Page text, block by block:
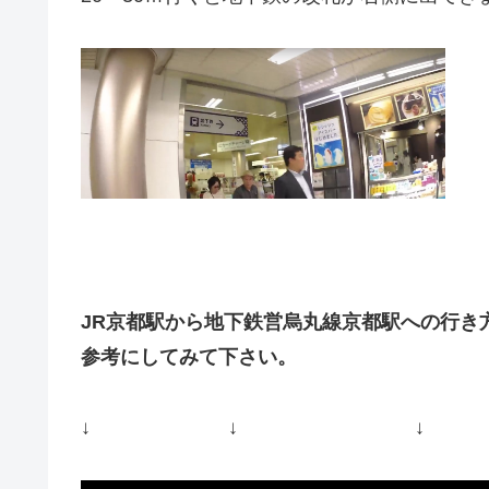
JR京都駅から地下鉄営烏丸線京都駅への行き
参考にしてみて下さい。
↓ ↓ ↓